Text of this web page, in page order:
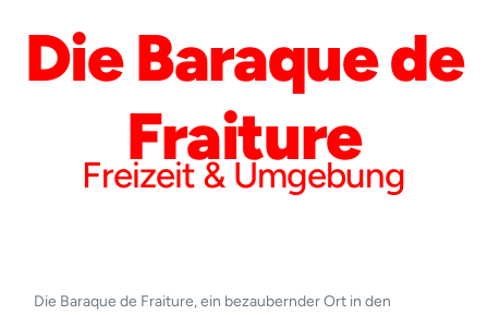
Die Baraque de
Fraiture
Freizeit & Umgebung
Die Baraque de Fraiture, ein bezaubernder Ort in den